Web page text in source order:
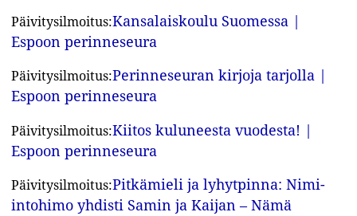
Päivitysilmoitus:Kansalaiskoulu Suomessa |
Espoon perinneseura
Päivitysilmoitus:Perinneseuran kirjoja tarjolla |
Espoon perinneseura
Päivitysilmoitus:Kiitos kuluneesta vuodesta! |
Espoon perinneseura
Päivitysilmoitus:Pitkämieli ja lyhytpinna: Nimi-
intohimo yhdisti Samin ja Kaijan – Nämä